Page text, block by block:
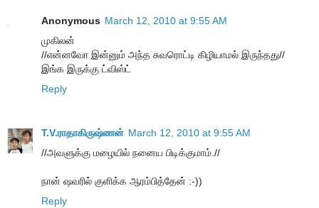
Anonymous March 12, 2010 at 9:55 AM
முகிலன்
//என்னவோ இன்னும் அந்த சுவரொட்டி கிழியாமல் இருந்தது//
இங்க இருக்கு ட்விஸ்ட்
Reply
T.V.ராதாகிருஷ்ணன் March 12, 2010 at 9:55 AM
//அவளுக்கு மழையில் நனைய பிடிக்குமாம்.//
நான் ஷவரில் குளிக்க ஆரம்பித்தேன் :-))
Reply